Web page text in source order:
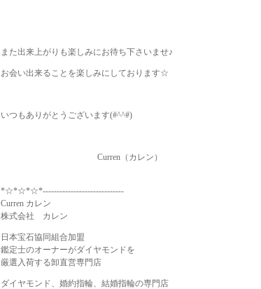
また出来上がりも楽しみにお待ち下さいませ♪
お会い出来ることを楽しみにしております☆
いつもありがとうございます(#^^#)
Curren（カレン）
*☆*☆*☆*-----------------------------
Curren カレン
株式会社 カレン
日本宝石協同組合加盟
鑑定士のオーナーがダイヤモンドを
厳選入荷する卸直営専門店
ダイヤモンド、婚約指輪、結婚指輪の専門店